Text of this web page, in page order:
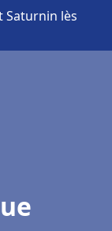
Saturnin lès